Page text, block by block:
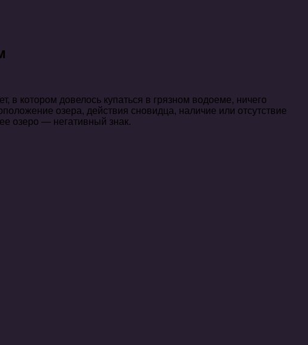
в котором довелось купаться в грязном водоеме, ничего
озера, действия сновидца, наличие или отсутствие
озеро — негативный знак.